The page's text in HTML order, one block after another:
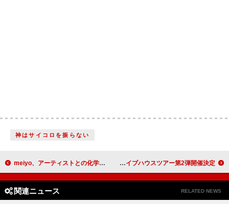
神はサイコロを振らない
meiyo、アーティストとの化学変化を巻き起こす新プロジェクト「meiyo研究所」発足 ねぐせ。、“まだワンマンライブをしたことがない初めての街へ”をコンセプトに掲げたライブハウスツアー第2弾開催決定
関連ニュース RELATED NEWS